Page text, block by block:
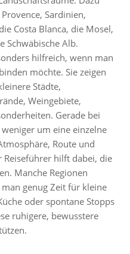
Sardinien,
Costa Blanca, die Mosel,
Schwäbische Alb.
hilfreich, wenn man
möchte. Sie zeigen
Städte,
Weingebiete,
Gerade bei
um eine einzelne
Route und
Reiseführer hilft dabei, die
Manche Regionen
genug Zeit für kleine
oder spontane Stopps
ruhigere, bewusstere